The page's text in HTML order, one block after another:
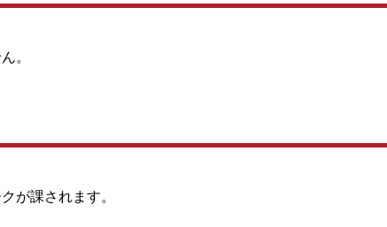
。
が課されます。